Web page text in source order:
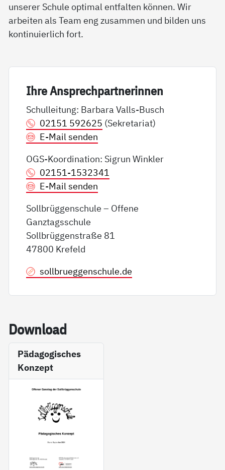
unserer Schule optimal entfalten können. Wir
arbeiten als Team eng zusammen und bilden uns
kontinuierlich fort.
Ih­re An­sp­rech­part­ne­rin­nen
Schulleitung: Barbara Valls-Busch
02151 592625 (Sekretariat)
E-Mail senden
OGS-Koordination: Sigrun Winkler
02151-1532341
E-Mail senden
Sollbrüggenschule – Offene
Ganztagsschule
Sollbrüggenstraße 81
47800 Krefeld
sollbrueggenschule.de
Down­load
Pädagogisches
Konzept